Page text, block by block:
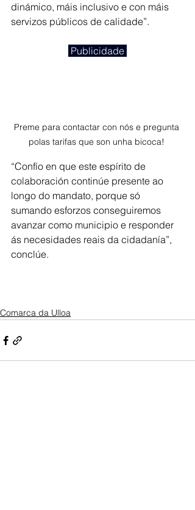
dinámico, máis inclusivo e con máis
servizos públicos de calidade”.
Publicidade
Preme para contactar con nós e pregunta
polas tarifas que son unha bicoca!
“Confío en que este espírito de
colaboración continúe presente ao
longo do mandato, porque só
sumando esforzos conseguiremos
avanzar como municipio e responder
ás necesidades reais da cidadanía”,
conclúe.
Comarca da Ulloa